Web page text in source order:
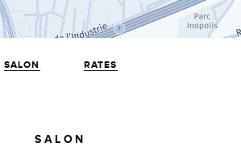
SALON RATES
SALON